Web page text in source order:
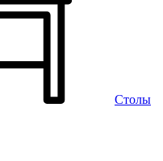
Столы